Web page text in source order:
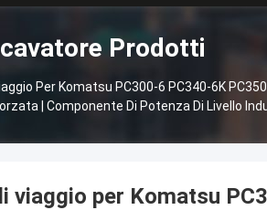
Prodotti
Per Komatsu PC300-6 PC340-6K
| Componente Di Potenza Di Livello
per Komatsu